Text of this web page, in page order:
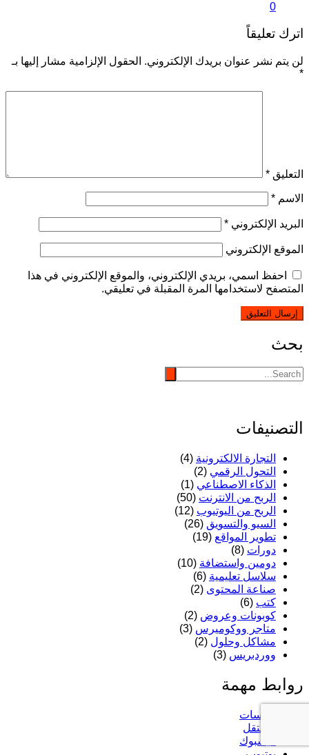
0
اترك تعليقاً
لن يتم نشر عنوان بريدك الإلكتروني. الحقول الإلزامية مشار إليها بـ
*
التعليق *
الاسم *
البريد الإلكتروني *
الموقع الإلكتروني
احفظ اسمي، بريدي الإلكتروني، والموقع الإلكتروني في هذا
المتصفح لاستخدامها المرة المقبلة في تعليقي.
بحث
التصنيفات
التجارة الالكترونية (4)
التحول الرقمي (2)
الذكاء الاصطناعي (1)
الربح من الانترنت (50)
الربح من اليوتيوب (12)
السيو والتسويق (26)
تطوير المواقع (19)
دورات (8)
دومين واستضافة (10)
سلاسل تعليمية (6)
صناعة المحتوى (2)
كتب (6)
كوبونات وعروض (2)
متاجر ووكوميرس (3)
مشاكل وحلول (2)
ووردبريس (3)
روابط مهمة
خمسات
مستقل
فيسبوك